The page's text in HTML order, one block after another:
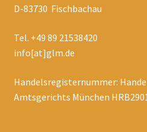
D-83730 Fischbachau
Tel. +49 89 21538420
info[at]glm.de
Handelsregisternummer:
Amtsgerichts München